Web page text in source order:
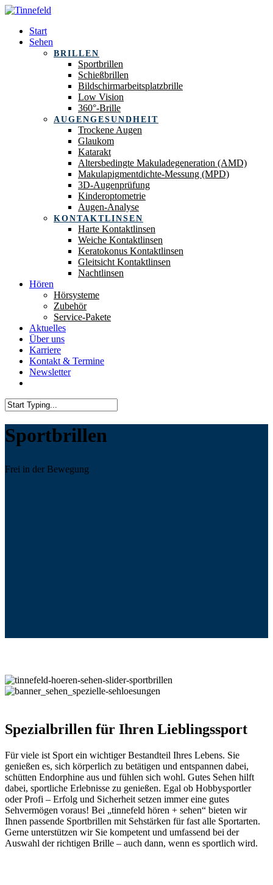
Start
Sehen
BRILLEN
Sportbrillen
Schießbrillen
Bildschirmarbeitsplatzbrille
Low Vision
360°-Brille
AUGENGESUNDHEIT
Trockene Augen
Glaukom
Katarakt
Altersbedingte Makuladegeneration (AMD)
Makulapigmentdichte-Messung (MPD)
3D-Augenprüfung
Kinderoptometrie
Augen-Analyse
KONTAKTLINSEN
Harte Kontaktlinsen
Weiche Kontaktlinsen
Keratokonus Kontaktlinsen
Gleitsicht Kontaktlinsen
Nachtlinsen
Hören
Hörsysteme
Zubehör
Service-Pakete
Aktuelles
Über uns
Karriere
Kontakt & Termine
Newsletter
Sportbrillen
Frei in der Bewegung
Spezialbrillen für Ihren Lieblingssport
Für viele ist Sport ein wichtiger Bestandteil Ihres Lebens. Sie
genießen es, sich körperlich zu betätigen und entspannen dabei,
schütten Endorphine aus und fühlen sich wohl. Gutes Sehen hilft
dabei, sportliche Erlebnisse zu genießen. Egal ob Hobbysportler
oder Profi – Erfolg und Sicherheit setzen immer eine gutes
Sehvermögen voraus! Bei „tinnefeld hören + sehen“ bieten wir
Ihnen passende Sportbrillen mit Sehstärken für fast alle Sportarten.
Gerne unterstützen wir Sie kompetent und umfassend bei der
Auswahl der richtigen Brille – auch dann, wenn es sportlich wird.